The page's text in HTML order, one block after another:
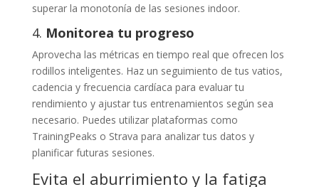
superar la monotonía de las sesiones indoor.
4. Monitorea tu progreso
Aprovecha las métricas en tiempo real que ofrecen los
rodillos inteligentes. Haz un seguimiento de tus vatios,
cadencia y frecuencia cardíaca para evaluar tu
rendimiento y ajustar tus entrenamientos según sea
necesario. Puedes utilizar plataformas como
TrainingPeaks o Strava para analizar tus datos y
planificar futuras sesiones.
Evita el aburrimiento y la fatiga